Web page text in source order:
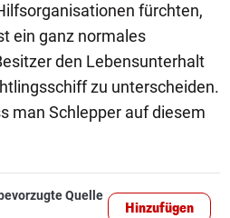
fürchten,
ein ganz normales
den Lebensunterhalt
zu unterscheiden.
man Schlepper auf diesem
bevorzugte Quelle
Hinzufügen